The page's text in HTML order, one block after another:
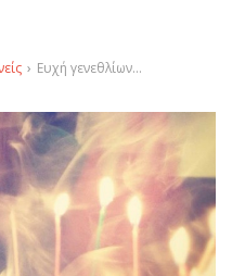
› Ευχή γενεθλίων…